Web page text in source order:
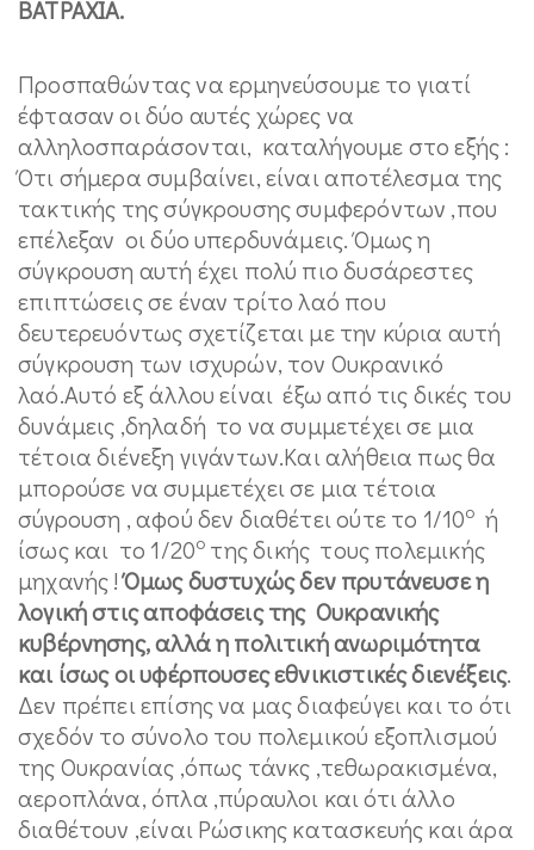
ΒΑΤΡΑΧΙΑ.
Προσπαθώντας να ερμηνεύσουμε το γιατί
έφτασαν οι δύο αυτές χώρες να
αλληλοσπαράσονται, καταλήγουμε στο εξής :
Ότι σήμερα συμβαίνει, είναι αποτέλεσμα της
τακτικής της σύγκρουσης συμφερόντων ,που
επέλεξαν οι δύο υπερδυνάμεις. Όμως η
σύγκρουση αυτή έχει πολύ πιο δυσάρεστες
επιπτώσεις σε έναν τρίτο λαό που
δευτερευόντως σχετίζεται με την κύρια αυτή
σύγκρουση των ισχυρών, τον Ουκρανικό
λαό.Αυτό εξ άλλου είναι έξω από τις δικές του
δυνάμεις ,δηλαδή το να συμμετέχει σε μια
τέτοια διένεξη γιγάντων.Και αλήθεια πως θα
μπορούσε να συμμετέχει σε μια τέτοια
σύγρουση , αφού δεν διαθέτει ούτε το 1/10ο ή
ίσως και το 1/20ο της δικής τους πολεμικής
μηχανής !Όμως δυστυχώς δεν πρυτάνευσε η
λογική στις αποφάσεις της Ουκρανικής
κυβέρνησης, αλλά η πολιτική ανωριμότητα
και ίσως οι υφέρπουσες εθνικιστικές διενέξεις.
Δεν πρέπει επίσης να μας διαφεύγει και το ότι
σχεδόν το σύνολο του πολεμικού εξοπλισμού
της Ουκρανίας ,όπως τάνκς ,τεθωρακισμένα,
αεροπλάνα, όπλα ,πύραυλοι και ότι άλλο
διαθέτουν ,είναι Ρώσικης κατασκευής και άρα